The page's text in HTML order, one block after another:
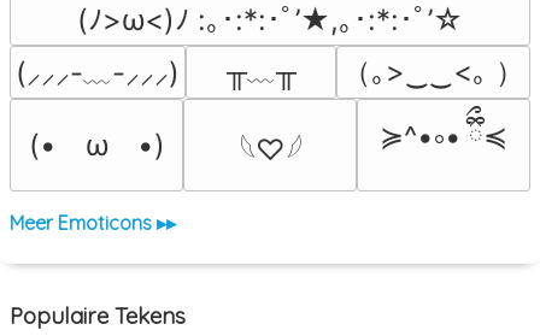
(ﾉ>ω<)ﾉ :｡･:*:･ﾟ’★,｡･:*:･ﾟ’☆
(⸝⸝⸝-﹏-⸝⸝⸝)
╥﹏╥ （｡>‿‿<｡ ）
(•　ω　•) 𓆩♡𓆪 ≽^•༚• ྀིྀ≼
Meer Emoticons ▸▸
Populaire Tekens